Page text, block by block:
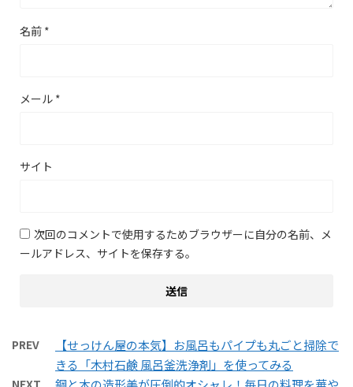
名前 *
メール *
サイト
次回のコメントで使用するためブラウザーに自分の名前、メ
ールアドレス、サイトを保存する。
PREV
【せっけん屋の本気】お風呂もパイプも丸ごと掃除で
きる「木村石鹸 風呂釜洗浄剤」を使ってみる
NEXT